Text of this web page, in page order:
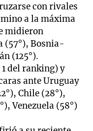
con rivales
a la máxima
midieron
(57°), Bosnia-
(125°).
del ranking) y
ante Uruguay
Chile (28°),
Venezuela (58°)